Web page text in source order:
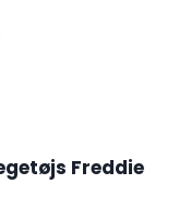
Freddie